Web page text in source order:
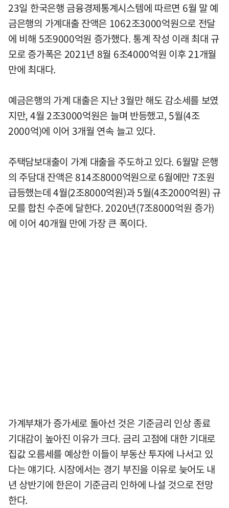
23일 한국은행 금융경제통계시스템에 따르면 6월 말 예
금은행의 가계대출 잔액은 1062조3000억원으로 전달
에 비해 5조9000억원 증가했다. 통계 작성 이래 최대 규
모로 증가폭은 2021년 8월 6조4000억원 이후 21개월
만에 최대다.
예금은행의 가계 대출은 지난 3월만 해도 감소세를 보였
지만, 4월 2조3000억원은 늘며 반등했고, 5월(4조
2000억)에 이어 3개월 연속 늘고 있다.
주택담보대출이 가계 대출을 주도하고 있다. 6월말 은행
의 주담대 잔액은 814조8000억원으로 6월에만 7조원
급등했는데 4월(2조8000억원)과 5월(4조2000억원) 규
모를 합친 수준에 달한다. 2020년(7조8000억원 증가)
에 이어 40개월 만에 가장 큰 폭이다.
가계부채가 증가세로 돌아선 것은 기준금리 인상 종료
기대감이 높아진 이유가 크다. 금리 고점에 대한 기대로
집값 오름세를 예상한 이들이 부동산 투자에 나서고 있
다는 얘기다. 시장에서는 경기 부진을 이유로 늦어도 내
년 상반기에 한은이 기준금리 인하에 나설 것으로 전망
한다.